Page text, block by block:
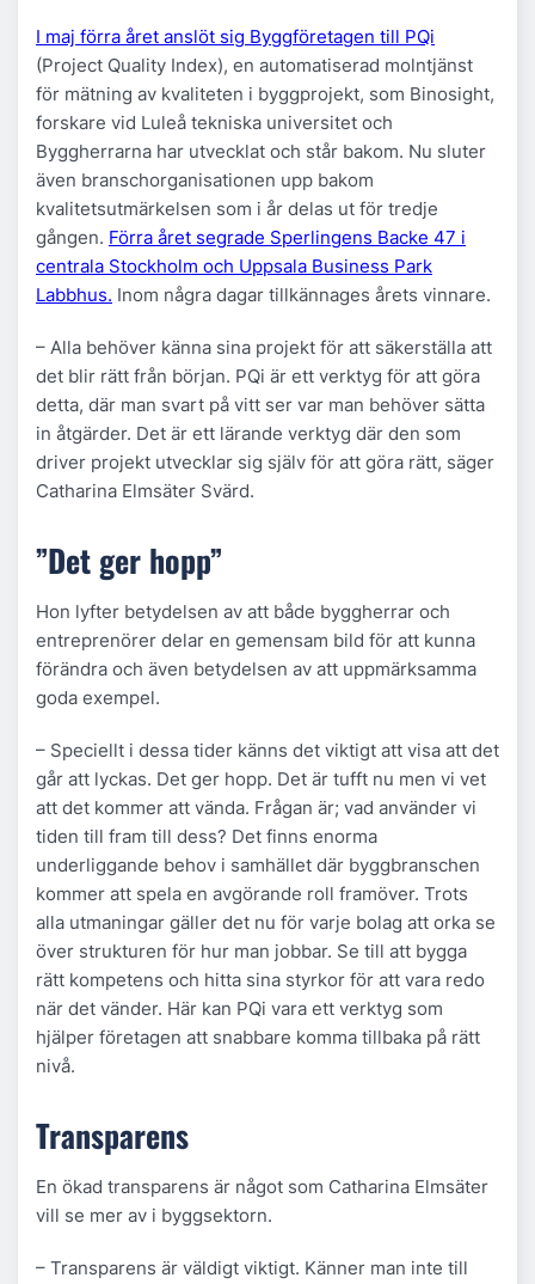
I maj förra året anslöt sig Byggföretagen till PQi
(Project Quality Index), en automatiserad molntjänst
för mätning av kvaliteten i byggprojekt, som Binosight,
forskare vid Luleå tekniska universitet och
Byggherrarna har utvecklat och står bakom. Nu sluter
även branschorganisationen upp bakom
kvalitetsutmärkelsen som i år delas ut för tredje
gången. Förra året segrade Sperlingens Backe 47 i
centrala Stockholm och Uppsala Business Park
Labbhus. Inom några dagar tillkännages årets vinnare.
– Alla behöver känna sina projekt för att säkerställa att
det blir rätt från början. PQi är ett verktyg för att göra
detta, där man svart på vitt ser var man behöver sätta
in åtgärder. Det är ett lärande verktyg där den som
driver projekt utvecklar sig själv för att göra rätt, säger
Catharina Elmsäter Svärd.
”Det ger hopp”
Hon lyfter betydelsen av att både byggherrar och
entreprenörer delar en gemensam bild för att kunna
förändra och även betydelsen av att uppmärksamma
goda exempel.
– Speciellt i dessa tider känns det viktigt att visa att det
går att lyckas. Det ger hopp. Det är tufft nu men vi vet
att det kommer att vända. Frågan är; vad använder vi
tiden till fram till dess? Det finns enorma
underliggande behov i samhället där byggbranschen
kommer att spela en avgörande roll framöver. Trots
alla utmaningar gäller det nu för varje bolag att orka se
över strukturen för hur man jobbar. Se till att bygga
rätt kompetens och hitta sina styrkor för att vara redo
när det vänder. Här kan PQi vara ett verktyg som
hjälper företagen att snabbare komma tillbaka på rätt
nivå.
Transparens
En ökad transparens är något som Catharina Elmsäter
vill se mer av i byggsektorn.
– Transparens är väldigt viktigt. Känner man inte till